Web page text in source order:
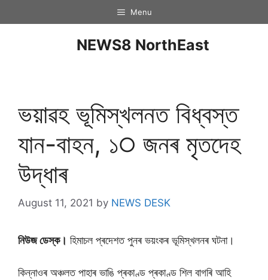
Menu
NEWS8 NorthEast
ভয়াৱহ ভূমিস্খলনত বিধ্বস্ত
যান-বাহন, ১੦ জনৰ মৃতদেহ
উদ্ধাৰ
August 11, 2021 by NEWS DESK
নিউজ ডেস্ক। হিমাচল প্ৰদেশত পুনৰ ভয়ংকৰ ভূমিস্খলনৰ ঘটনা।
কিন্নাওৰ অঞ্চলত পাহাৰ ভাঙি প্ৰকাণ্ড প্ৰকাণ্ড শিল বাগৰি আহি